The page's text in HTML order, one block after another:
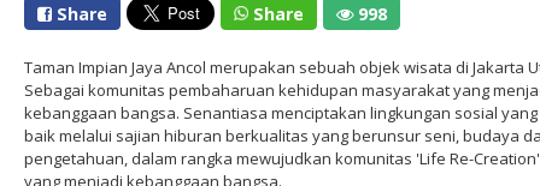
Share Share 998
Taman Impian Jaya Ancol merupakan sebuah objek wisata di Jakarta
Sebagai komunitas pembaharuan kehidupan masyarakat yang
kebanggaan bangsa. Senantiasa menciptakan lingkungan sosial
baik melalui sajian hiburan berkualitas yang berunsur seni, budaya
pengetahuan, dalam rangka mewujudkan komunitas 'Life Re-Creation'
yang menjadi kebanggaan bangsa.